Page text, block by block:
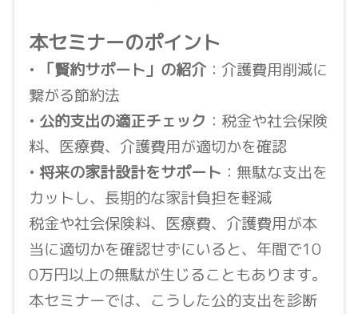
本セミナーのポイント
• 「賢約サポート」の紹介：介護費用削減に
繋がる節約法
• 公的支出の適正チェック ：税金や社会保険
料、医療費、介護費用が適切かを確認
• 将来の家計設計をサポート ：無駄な支出を
カットし、長期的な家計負担を軽減
税金や社会保険料、医療費、介護費用が本
当に適切かを確認せずにいると、年間で10
0万円以上の無駄が生じることもあります。
本セミナーでは、こうした公的支出を診断